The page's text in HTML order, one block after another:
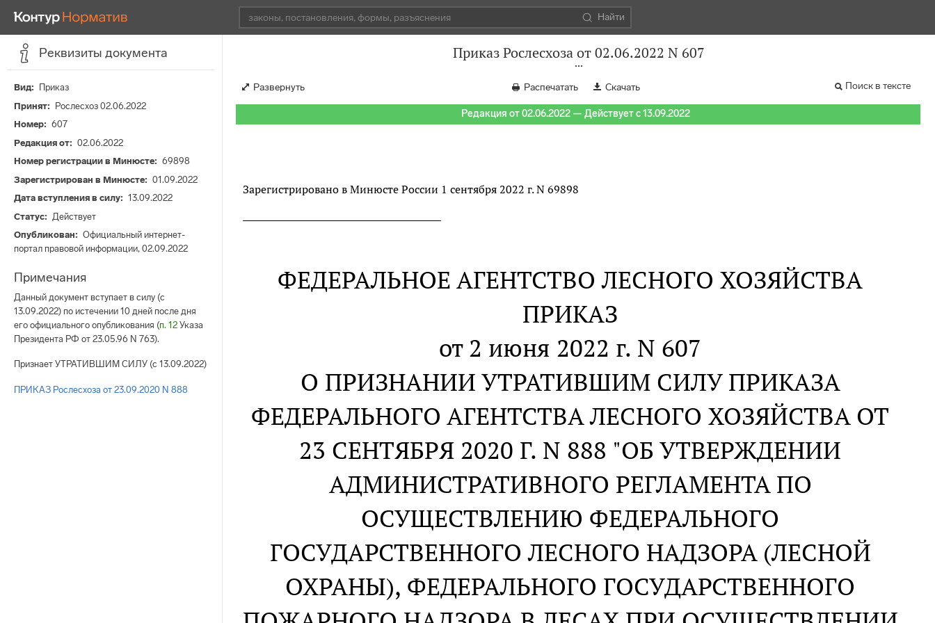
Найти
Реквизиты документа
Вид
Приказ
Принят
Рослесхоз 02.06.2022
Номер
607
Редакция от
02.06.2022
Номер регистрации в Минюсте
69898
Зарегистрирован в Минюсте
01.09.2022
Дата вступления в силу
13.09.2022
Статус
Действует
Опубликован
Официальный интернет-
портал правовой информации, 02.09.2022
Примечания
Данный документ вступает в силу (с
13.09.2022) по истечении 10 дней после дня
его официального опубликования (п. 12 Указа
Президента РФ от 23.05.96 N 763).
Признает УТРАТИВШИМ СИЛУ (с 13.09.2022)
ПРИКАЗ Рослесхоза от 23.09.2020 N 888
Приказ Рослесхоза от 02.06.2022 N 607
Развернуть Распечатать Скачать Поиск в тексте
Редакция от 02.06.2022 — Действует с 13.09.2022
Зарегистрировано в Минюсте России 1 сентября 2022 г. N 69898
ФЕДЕРАЛЬНОЕ АГЕНТСТВО ЛЕСНОГО ХОЗЯЙСТВА
ПРИКАЗ
от 2 июня 2022 г. N 607
О ПРИЗНАНИИ УТРАТИВШИМ СИЛУ ПРИКАЗА
ФЕДЕРАЛЬНОГО АГЕНТСТВА ЛЕСНОГО ХОЗЯЙСТВА ОТ
23 СЕНТЯБРЯ 2020 Г. N 888 "ОБ УТВЕРЖДЕНИИ
АДМИНИСТРАТИВНОГО РЕГЛАМЕНТА ПО
ОСУЩЕСТВЛЕНИЮ ФЕДЕРАЛЬНОГО
ГОСУДАРСТВЕННОГО ЛЕСНОГО НАДЗОРА (ЛЕСНОЙ
ОХРАНЫ), ФЕДЕРАЛЬНОГО ГОСУДАРСТВЕННОГО